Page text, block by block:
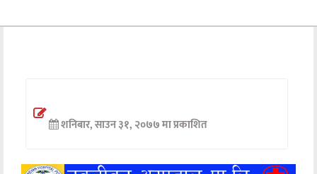
अन्तर्वार्ता
खेलकुद
शनिबार, साउन ३१, २०७७ मा प्रकाशित